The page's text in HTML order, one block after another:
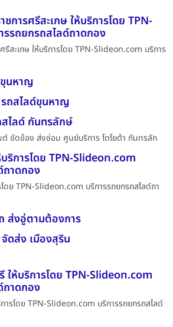
การศรีสะเกษ ให้บริการโดย TPN-
รถยกรถสไลด์ถาดกอง
สะเกษ ให้บริการโดย TPN-Slideon.com บริการ
นหาญ
ถสไลด์ขุนหาญ
ไลด์ กันทรลักษ์
ต์ ขัดข้อง ส่งซ่อม ศูนย์บริการ โตโยต้า กันทรลัก
ริการโดย TPN-Slideon.com
ถาดกอง
ดย TPN-Slideon.com บริการรถยกรถสไลด์ถา
ส่งอู่ตามต้องการ
ดส่ง เมืองสุริน
ให้บริการโดย TPN-Slideon.com
ถาดกอง
ารโดย TPN-Slideon.com บริการรถยกรถสไลด์